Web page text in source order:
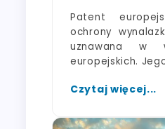
Patent
ochrony
uznawana w
europejskich.
Czytaj więcej...